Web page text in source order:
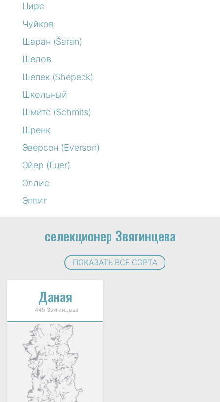
Цирс
Чуйков
Шаран (Šaran)
Шелов
Шепек (Shepeck)
Школьный
Шмитс (Schmits)
Шренк
Эверсон (Everson)
Эйер (Euer)
Эллис
Эппиг
селекционер Звягинцева
ПОКАЗАТЬ ВСЕ СОРТА
Даная
445 Звягинцева